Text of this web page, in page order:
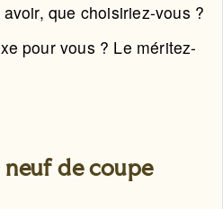
que choisiriez-vous ?
pour vous ? Le méritez-
neuf de coupe